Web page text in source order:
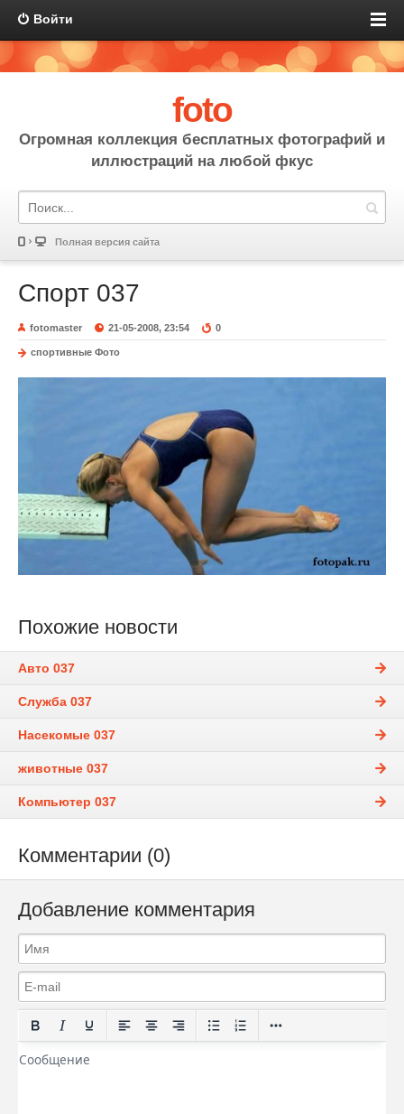
Войти
foto
Огромная коллекция бесплатных фотографий и
иллюстраций на любой фкус
Полная версия сайта
Спорт 037
fotomaster 21-05-2008, 23:54 0
спортивные Фото
Похожие новости
Авто 037
Служба 037
Насекомые 037
животные 037
Компьютер 037
Комментарии (0)
Добавление комментария